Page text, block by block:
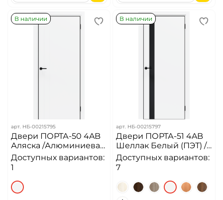
В наличии
арт. НБ-00215795
Двери ПОРТА-50 4AB
Аляска /Алюминиевая
кромка с 4-х сторон
(черная)
Доступных вариантов:
1
В наличии
арт. НБ-00215797
Двери ПОРТА-51 4AB
Шеллак Белый (ПЭТ) /
алюминиевая кромка
с 4-х сторон //Черное
Доступных вариантов:
7